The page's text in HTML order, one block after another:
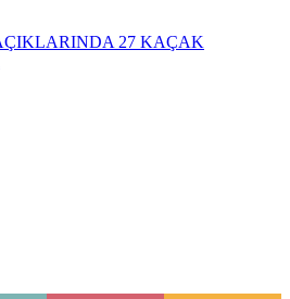
27 KAÇAK